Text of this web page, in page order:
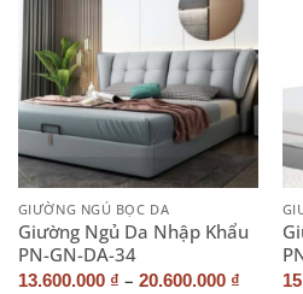
GIƯỜNG NGỦ BỌC DA
Giường Ngủ Da Nhập Khẩu
PN-GN-DA-34
13.600.000 ₫ – 20.600.000 ₫